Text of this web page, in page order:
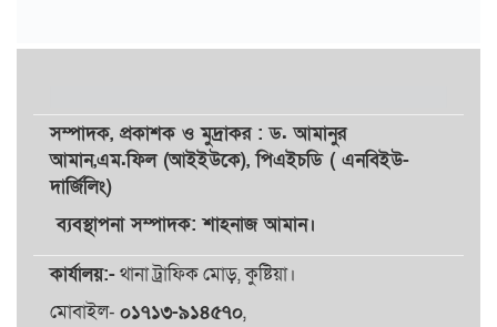
সম্পাদক, প্রকাশকওমুদ্রাকর: ড. আমানুর
আমান,এম.ফিল (আইইউকে), পিএইচডি ( এনবিইউ-
দার্জিলিং)
ব্যবস্থাপনা সম্পাদক: শাহনাজ আমান।
কার্যালয়:-থানা ট্রাফিক মোড়, কুষ্টিয়া।
মোবাইল- ০১৭১৩-৯১৪৫৭০,